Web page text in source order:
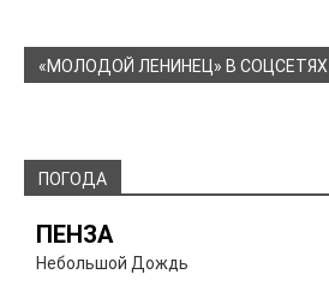
«МОЛОДОЙ ЛЕНИНЕЦ» В СОЦСЕТЯХ
ПОГОДА
ПЕНЗА
Небольшой Дождь